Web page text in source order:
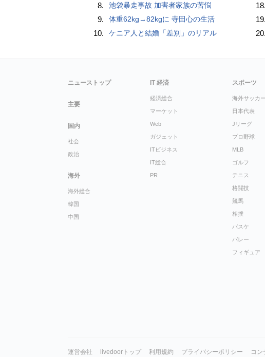
8. 池袋暴走事故 加害者家族の苦悩
9. 体重62kg→82kgに 寺田心の生活
10. ケニア人と結婚「差別」のリアル
18.
19.
20.
ニューストップ
主要
国内
社会
政治
海外
海外総合
韓国
中国
IT 経済
経済総合
マーケット
Web
ガジェット
ITビジネス
IT総合
PR
スポーツ
海外サッカー
日本代表
Jリーグ
プロ野球
MLB
ゴルフ
テニス
格闘技
競馬
相撲
バスケ
バレー
フィギュア
運営会社 livedoorトップ 利用規約 プライバシーポリシー コン